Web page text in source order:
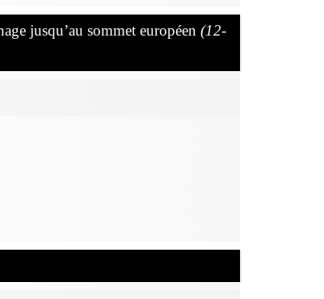
jusqu’au sommet européen (12-